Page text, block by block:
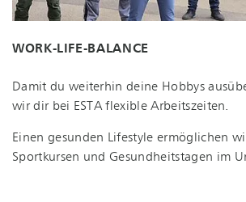
WORK-LIFE-BA­LAN­CE
Damit du weiterhin deine Hobbys
wir dir bei ESTA flexible Arbeitszeiten.
Einen gesunden Lifestyle ermöglichen
Sportkursen und Ge­sund­heits­ta­gen im